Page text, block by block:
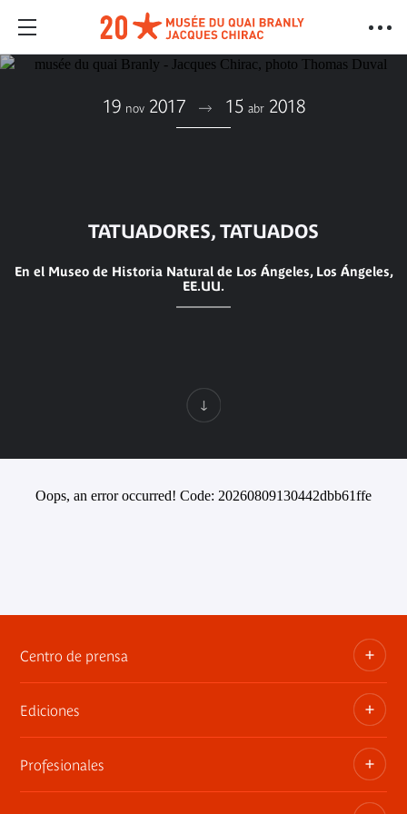
19 nov 2017 15 abr 2018
TATUADORES, TATUADOS
En el Museo de Historia Natural de Los Ángeles, Los Ángeles,
EE.UU.
Oops, an error occurred! Code: 20260809130442dbb61ffe
Centro de prensa
Dosieres, comunicados de prensa, anuncios de
exposiciones
Ediciones
Las publicaciones del museo
Profesionales